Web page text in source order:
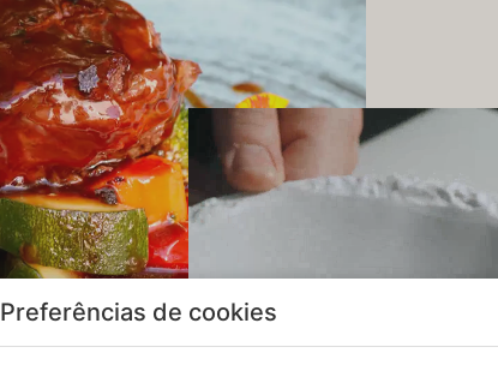
Preferências de cookies